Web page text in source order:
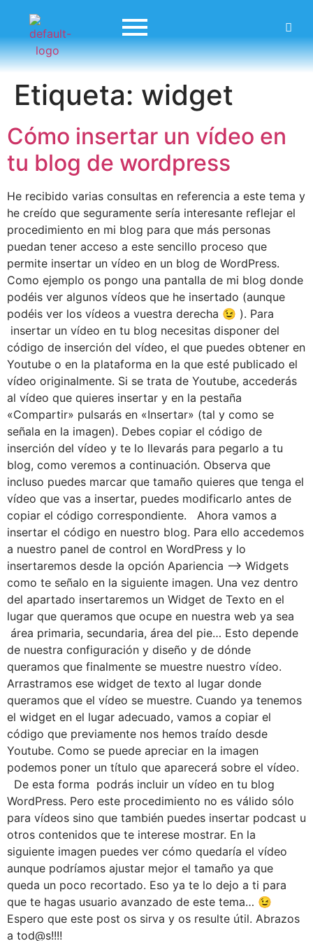
Etiqueta: widget
Cómo insertar un vídeo en
tu blog de wordpress
He recibido varias consultas en referencia a este tema y
he creído que seguramente sería interesante reflejar el
procedimiento en mi blog para que más personas
puedan tener acceso a este sencillo proceso que
permite insertar un vídeo en un blog de WordPress.
Como ejemplo os pongo una pantalla de mi blog donde
podéis ver algunos vídeos que he insertado (aunque
podéis ver los vídeos a vuestra derecha 😉 ). Para
insertar un vídeo en tu blog necesitas disponer del
código de inserción del vídeo, el que puedes obtener en
Youtube o en la plataforma en la que esté publicado el
vídeo originalmente. Si se trata de Youtube, accederás
al vídeo que quieres insertar y en la pestaña
«Compartir» pulsarás en «Insertar» (tal y como se
señala en la imagen). Debes copiar el código de
inserción del vídeo y te lo llevarás para pegarlo a tu
blog, como veremos a continuación. Observa que
incluso puedes marcar que tamaño quieres que tenga el
vídeo que vas a insertar, puedes modificarlo antes de
copiar el código correspondiente. Ahora vamos a
insertar el código en nuestro blog. Para ello accedemos
a nuestro panel de control en WordPress y lo
insertaremos desde la opción Apariencia –> Widgets
como te señalo en la siguiente imagen. Una vez dentro
del apartado insertaremos un Widget de Texto en el
lugar que queramos que ocupe en nuestra web ya sea
área primaria, secundaria, área del pie… Esto depende
de nuestra configuración y diseño y de dónde
queramos que finalmente se muestre nuestro vídeo.
Arrastramos ese widget de texto al lugar donde
queramos que el vídeo se muestre. Cuando ya tenemos
el widget en el lugar adecuado, vamos a copiar el
código que previamente nos hemos traído desde
Youtube. Como se puede apreciar en la imagen
podemos poner un título que aparecerá sobre el vídeo.
De esta forma podrás incluir un vídeo en tu blog
WordPress. Pero este procedimiento no es válido sólo
para vídeos sino que también puedes insertar podcast u
otros contenidos que te interese mostrar. En la
siguiente imagen puedes ver cómo quedaría el vídeo
aunque podríamos ajustar mejor el tamaño ya que
queda un poco recortado. Eso ya te lo dejo a ti para
que te hagas usuario avanzado de este tema… 😉
Espero que este post os sirva y os resulte útil. Abrazos
a tod@s!!!!